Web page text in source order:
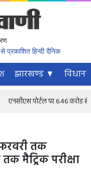
प्रकाशित हिन्दी दैनिक
झारखण्ड ▼
एनसीएस पोर्टल पर 6.46 करोड़ से
फरवरी तक
मैट्रिक परीक्षा